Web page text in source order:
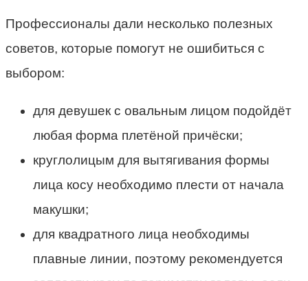
Профессионалы дали несколько полезных
советов, которые помогут не ошибиться с
выбором:
для девушек с овальным лицом подойдёт
любая форма плетёной причёски;
круглолицым для вытягивания формы
лица косу необходимо плести от начала
макушки;
для квадратного лица необходимы
плавные линии, поэтому рекомендуется